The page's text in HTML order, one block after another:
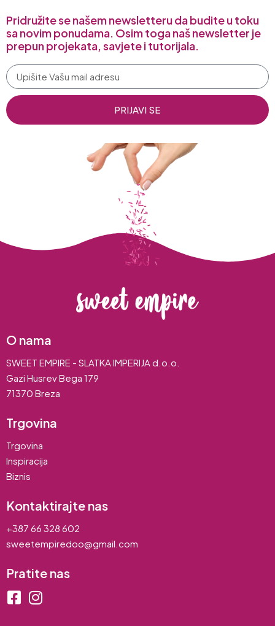
Pridružite se našem newsletteru da budite u toku
sa novim ponudama. Osim toga naš newsletter je
prepun projekata, savjete i tutorijala.
PRIJAVI SE
O nama
SWEET EMPIRE - SLATKA IMPERIJA d.o.o.
Gazi Husrev Bega 179
71370 Breza
Trgovina
Trgovina
Inspiracija
Biznis
Kontaktirajte nas
+387 66 328 602
sweetempiredoo@gmail.com
Pratite nas